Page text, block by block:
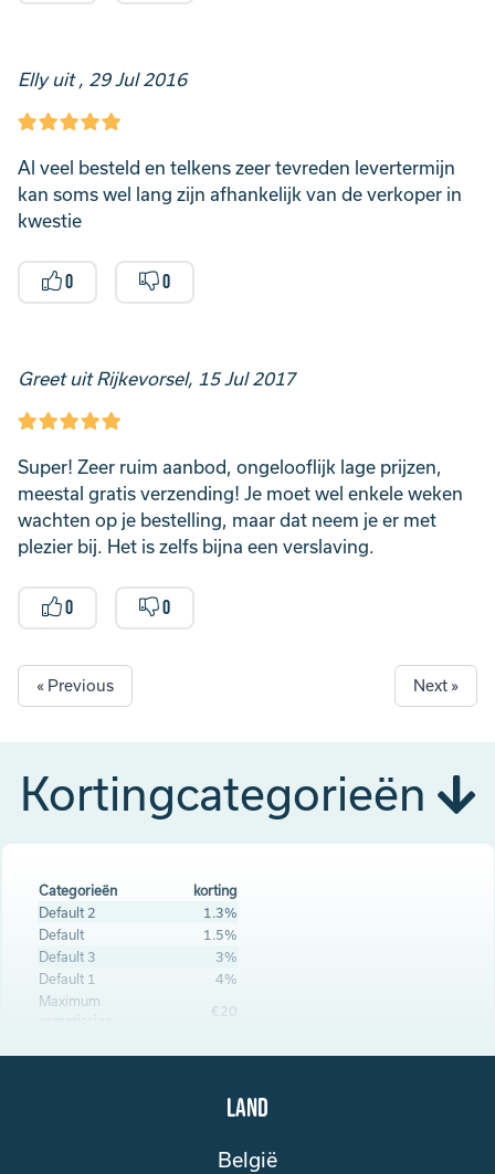
Elly uit , 29 Jul 2016
Al veel besteld en telkens zeer tevreden levertermijn
kan soms wel lang zijn afhankelijk van de verkoper in
kwestie
0 0
Greet uit Rijkevorsel, 15 Jul 2017
Super! Zeer ruim aanbod, ongelooflijk lage prijzen,
meestal gratis verzending! Je moet wel enkele weken
wachten op je bestelling, maar dat neem je er met
plezier bij. Het is zelfs bijna een verslaving.
0 0
« Previous Next »
Kortingcategorieën
Categorieën
korting
Default 2
1.3%
Default
1.5%
Default 3
3%
Default 1
4%
Maximum
commission
€20
Land
België